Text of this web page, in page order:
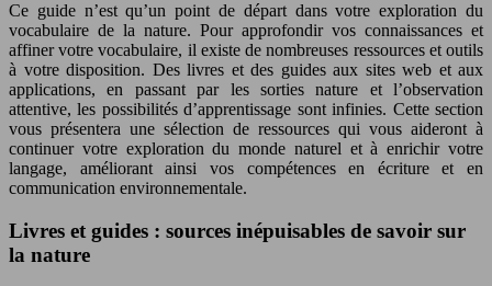
Ce guide n’est qu’un point de départ dans votre exploration du
vocabulaire de la nature. Pour approfondir vos connaissances et
affiner votre vocabulaire, il existe de nombreuses ressources et outils
à votre disposition. Des livres et des guides aux sites web et aux
applications, en passant par les sorties nature et l’observation
attentive, les possibilités d’apprentissage sont infinies. Cette section
vous présentera une sélection de ressources qui vous aideront à
continuer votre exploration du monde naturel et à enrichir votre
langage, améliorant ainsi vos compétences en écriture et en
communication environnementale.
Livres et guides : sources inépuisables de savoir sur
la nature